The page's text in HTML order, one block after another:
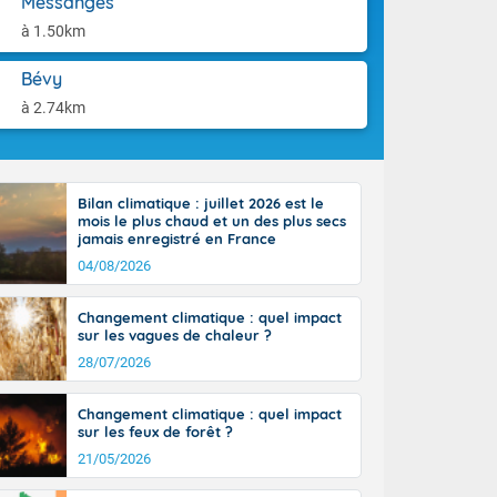
à 1.50km
Bévy
à 2.74km
jusque
la Corse.
Pyrénées,
marge de
de la
En soirée,
22 à 24,
sur le
hors côtes
38 ou 39
Bilan climatique : juillet 2026 est le
mois le plus chaud et un des plus secs
jamais enregistré en France
04/08/2026
Changement climatique : quel impact
sur les vagues de chaleur ?
28/07/2026
Changement climatique : quel impact
sur les feux de forêt ?
21/05/2026